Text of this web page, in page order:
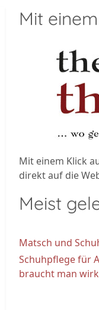
Mit
Mit einem Klick
direkt auf die
Meist
Matsch und
Schuhpflege für
braucht man